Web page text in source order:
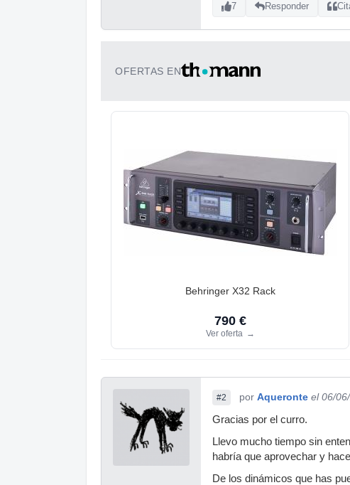
7 Responder
OFERTAS EN
Behringer X32 Rack
790 €
Ver oferta →
#2 por Aqueronte el 06/
Gracias por el curro.
Llevo mucho tiempo sin
habría que aprovechar y
De los dinámicos que has